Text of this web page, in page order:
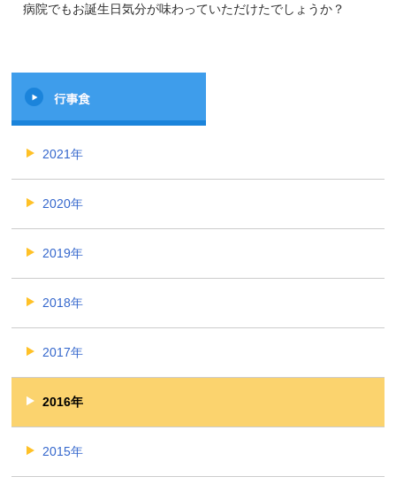
病院でもお誕生日気分が味わっていただけたでしょうか？
2021年
2020年
2019年
2018年
2017年
2016年
2015年